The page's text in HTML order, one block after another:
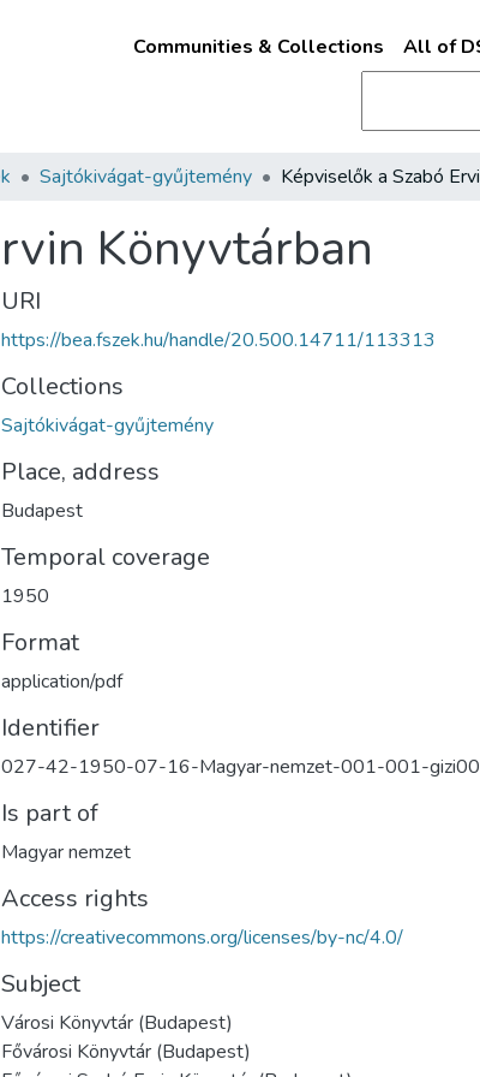
Communities & Collections All of
Sajtókivágat-gyűjtemény
Könyvtárban
URI
https://bea.fszek.hu/handle/20.500.14711/113313
Collections
Sajtókivágat-gyűjtemény
Place, address
Budapest
Temporal coverage
1950
Format
application/pdf
Identifier
027-42-1950-07-16-Magyar-nemzet-001-001-
Is part of
Magyar nemzet
Access rights
https://creativecommons.org/licenses/by-nc/4.0/
Subject
Városi Könyvtár (Budapest)
Fővárosi Könyvtár (Budapest)